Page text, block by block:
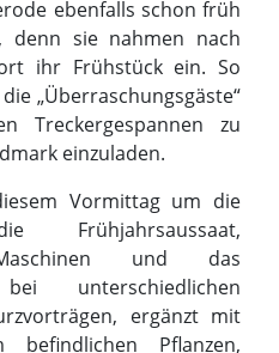
Vormittag um die
Frühjahrsaussaat,
und das
bei unterschiedlichen
ergänzt mit
Maschinen und
und
wurde den
der Landwirtschaft